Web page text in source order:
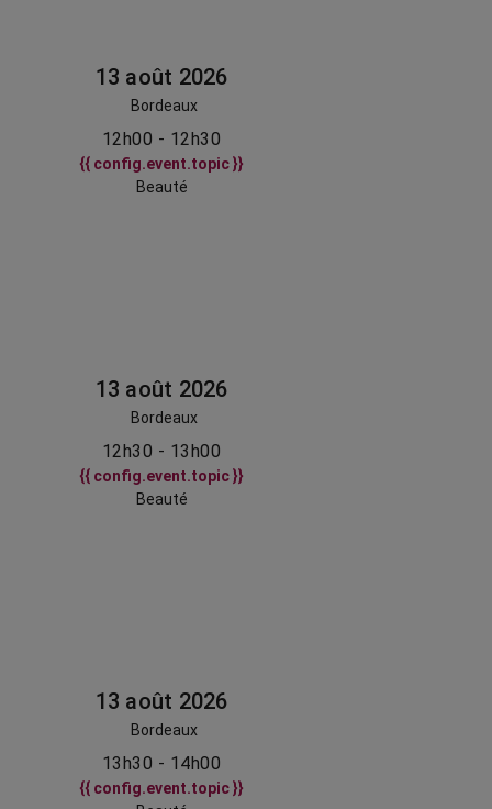
13 août 2026
Bordeaux
12h00 - 12h30
{{ config.event.topic }}
Beauté
13 août 2026
Bordeaux
12h30 - 13h00
{{ config.event.topic }}
Beauté
13 août 2026
Bordeaux
13h30 - 14h00
{{ config.event.topic }}